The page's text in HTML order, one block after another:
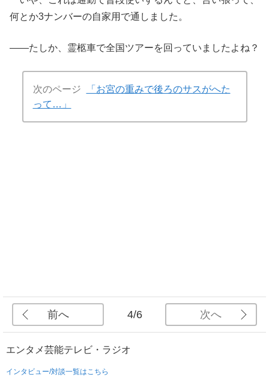
何とか3ナンバーの自家用で通しました。
――たしか、霊柩車で全国ツアーを回っていましたよね？
次のページ
「お宮の重みで後ろのサスがへた
って…」
前へ 4/6 次へ
エンタメ芸能テレビ・ラジオ
インタビュー/対談一覧はこちら